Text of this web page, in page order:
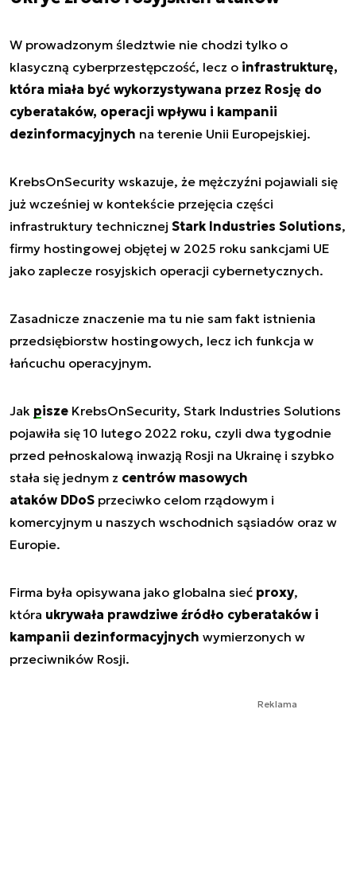
W prowadzonym śledztwie nie chodzi tylko o
klasyczną cyberprzestępczość, lecz o infrastrukturę,
która miała być wykorzystywana przez Rosję do
cyberataków, operacji wpływu i kampanii
dezinformacyjnych na terenie Unii Europejskiej.
KrebsOnSecurity wskazuje, że mężczyźni pojawiali się
już wcześniej w kontekście przejęcia części
infrastruktury technicznej Stark Industries Solutions,
firmy hostingowej objętej w 2025 roku sankcjami UE
jako zaplecze rosyjskich operacji cybernetycznych.
Zasadnicze znaczenie ma tu nie sam fakt istnienia
przedsiębiorstw hostingowych, lecz ich funkcja w
łańcuchu operacyjnym.
Jak pisze KrebsOnSecurity, Stark Industries Solutions
pojawiła się 10 lutego 2022 roku, czyli dwa tygodnie
przed pełnoskalową inwazją Rosji na Ukrainę i szybko
stała się jednym z centrów masowych
ataków DDoS przeciwko celom rządowym i
komercyjnym u naszych wschodnich sąsiadów oraz w
Europie.
Firma była opisywana jako globalna sieć proxy,
która ukrywała prawdziwe źródło cyberataków i
kampanii dezinformacyjnych wymierzonych w
przeciwników Rosji.
Reklama